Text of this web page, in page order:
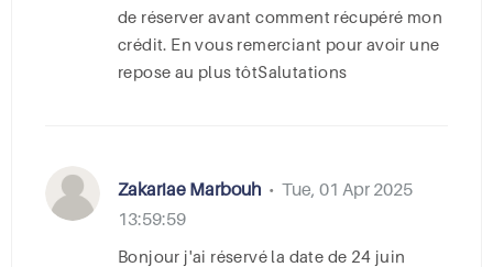
de réserver avant comment récupéré mon
crédit. En vous remerciant pour avoir une
repose au plus tôtSalutations
Zakariae Marbouh • Tue, 01 Apr 2025
13:59:59
Bonjour j'ai réservé la date de 24 juin